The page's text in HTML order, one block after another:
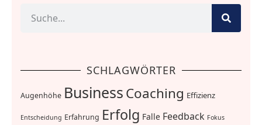
SCHLAGWÖRTER
Augenhöhe BusinessCoaching Effizienz
Entscheidung Erfahrung Erfolg Falle Feedback Fokus